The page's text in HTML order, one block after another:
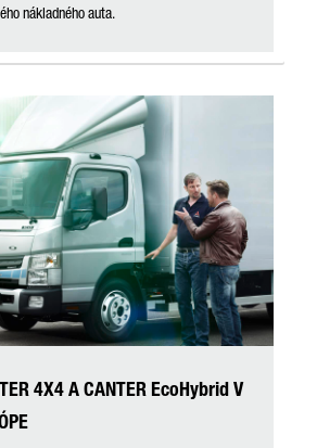
nákladného auta.
4X4 A CANTER EcoHybrid V